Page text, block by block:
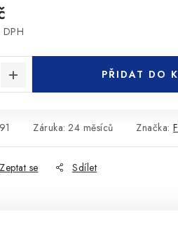
PŘIDAT DO
Záruka: 24 měsíců Značka:
Zeptat se Sdílet